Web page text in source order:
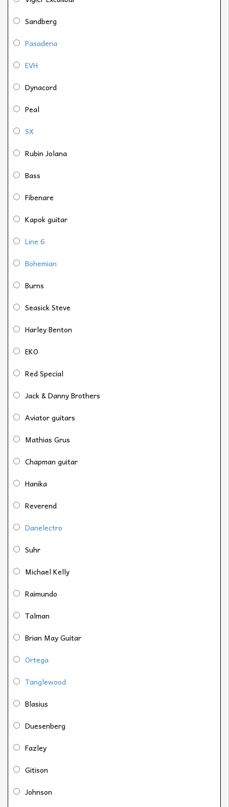
Sandberg
Pasadena
EVH
Dynacord
Peal
SX
Rubin Jolana
Bass
Fibenare
Kapok guitar
Line 6
Bohemian
Burns
Seasick Steve
Harley Benton
EKO
Red Special
Jack & Danny Brothers
Aviator guitars
Mathias Grus
Chapman guitar
Hanika
Reverend
Danelectro
Suhr
Michael Kelly
Raimundo
Talman
Brian May Guitar
Ortega
Tanglewood
Blasius
Duesenberg
Fazley
Gitison
Johnson